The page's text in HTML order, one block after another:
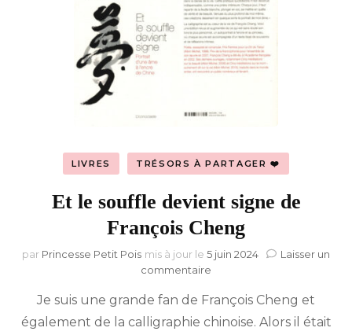
LIVRES TRÉSORS À PARTAGER ❤️
Et le souffle devient signe de
François Cheng
par Princesse Petit Pois mis à jour le 5 juin 2024
Laisser un
commentaire
le
souffle
Je suis une grande fan de François Cheng et
également de la calligraphie chinoise. Alors il était